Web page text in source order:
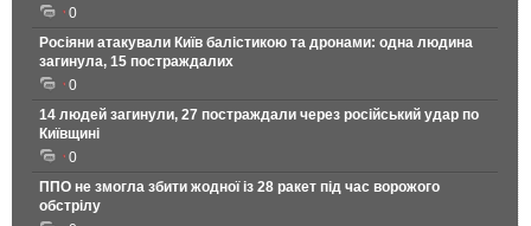
0
Росіяни атакували Київ балістикою та дронами: одна людина
загинула, 15 постраждалих
0
14 людей загинули, 27 постраждали через російський удар по
Київщині
0
ППО не змогла збити жодної із 28 ракет під час ворожого
обстрілу